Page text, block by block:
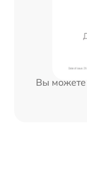
Вы можете